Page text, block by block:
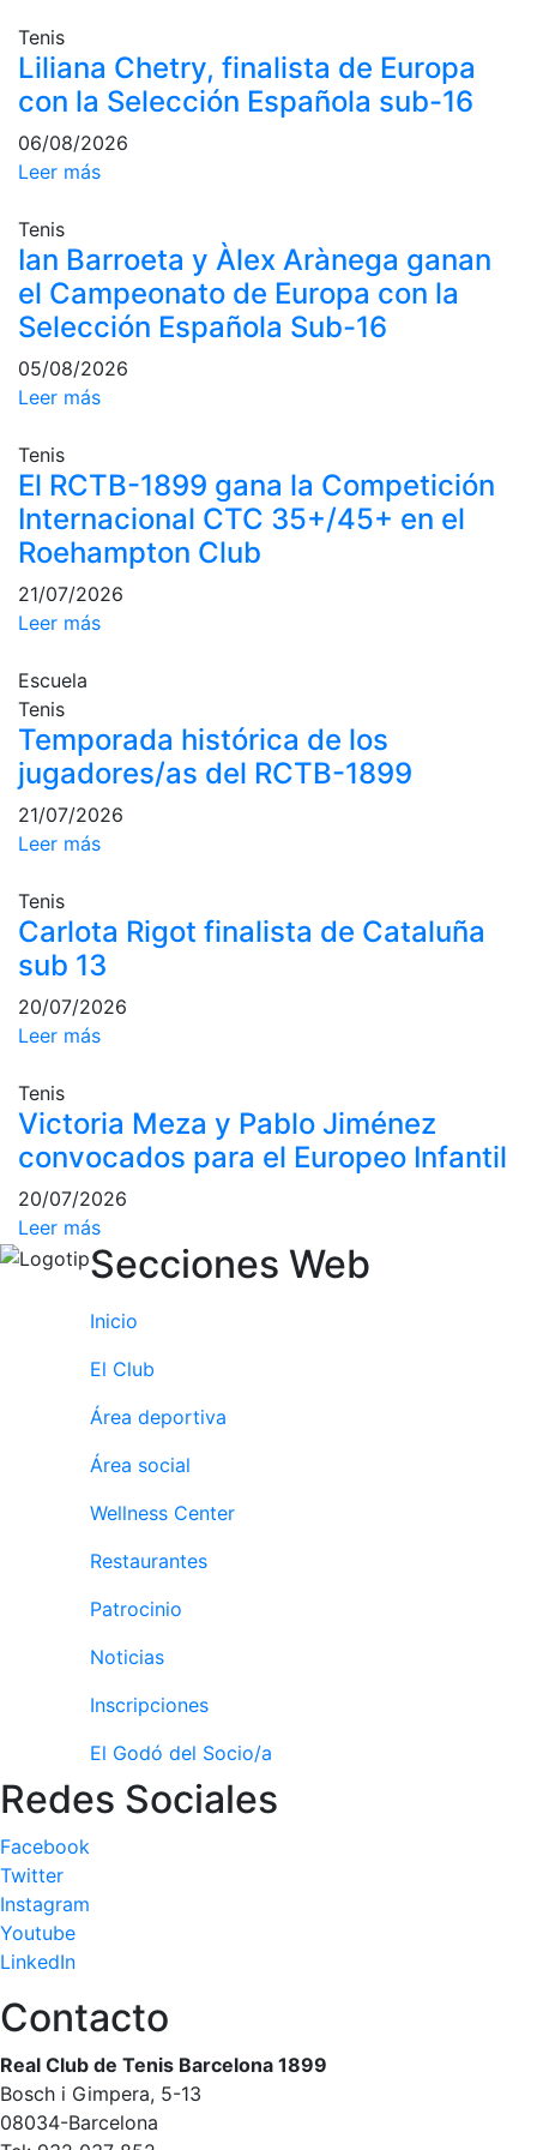
Competiciones
Campeonato
Social de Tenis
Cuadros de
Juego
Honor
Histórico del
Campeonato
Social
Fotos
Pádel
Escuela de
Pádel
Campeonato
Social de Pádel
Cuadros de
Cuadro
Histórico del
Campeonato
Social
Normativa
Otros deportes
Área social
Activitats
Socials
Conferencias
e
Talks
Calendario de
Actividades
mesa
Peñas del Club
Wellness Center
fisiosalud
personales
Actividades
Piscina
Normativa
Restaurantes
Restaurante
El Snack
Casa Arilla
Bar Piscina
Patrocinio
Patrocinadores
Tenis
Liliana Chetry, finalista de Europa
con la Selección Española sub-16
06/08/2026
Leer más
Tenis
Ian Barroeta y Àlex Arànega ganan
el Campeonato de Europa con la
Selección Española Sub-16
05/08/2026
Leer más
Tenis
El RCTB-1899 gana la Competición
Internacional CTC 35+/45+ en el
Roehampton Club
21/07/2026
Leer más
Escuela
Tenis
Temporada histórica de los
jugadores/as del RCTB-1899
21/07/2026
Leer más
Tenis
Carlota Rigot finalista de Cataluña
sub 13
20/07/2026
Leer más
Tenis
Victoria Meza y Pablo Jiménez
convocados para el Europeo Infantil
20/07/2026
Leer más
Secciones Web
Inicio
El Club
Área deportiva
Área social
Wellness Center
Restaurantes
Patrocinio
Noticias
Inscripciones
El Godó del Socio/a
Redes Sociales
Facebook
Twitter
Instagram
Youtube
LinkedIn
Contacto
Real Club de Tenis Barcelona 1899
Bosch i Gimpera, 5-13
08034-Barcelona